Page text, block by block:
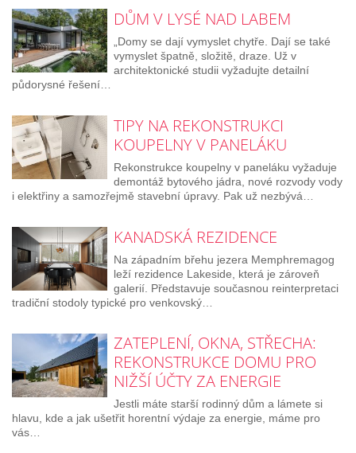
DŮM V LYSÉ NAD LABEM
„Domy se dají vymyslet chytře. Dají se také
vymyslet špatně, složitě, draze. Už v
architektonické studii vyžadujte detailní
půdorysné řešení…
TIPY NA REKONSTRUKCI
KOUPELNY V PANELÁKU
Rekonstrukce koupelny v paneláku vyžaduje
demontáž bytového jádra, nové rozvody vody
i elektřiny a samozřejmě stavební úpravy. Pak už nezbývá…
KANADSKÁ REZIDENCE
Na západním břehu jezera Memphremagog
leží rezidence Lakeside, která je zároveň
galerií. Představuje současnou reinterpretaci
tradiční stodoly typické pro venkovský…
ZATEPLENÍ, OKNA, STŘECHA:
REKONSTRUKCE DOMU PRO
NIŽŠÍ ÚČTY ZA ENERGIE
Jestli máte starší rodinný dům a lámete si
hlavu, kde a jak ušetřit horentní výdaje za energie, máme pro
vás…